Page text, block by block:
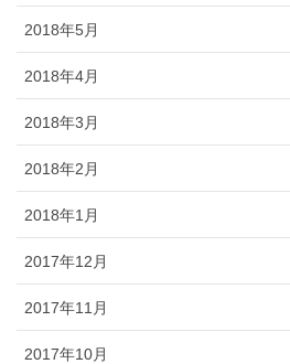
2018年5月
2018年4月
2018年3月
2018年2月
2018年1月
2017年12月
2017年11月
2017年10月